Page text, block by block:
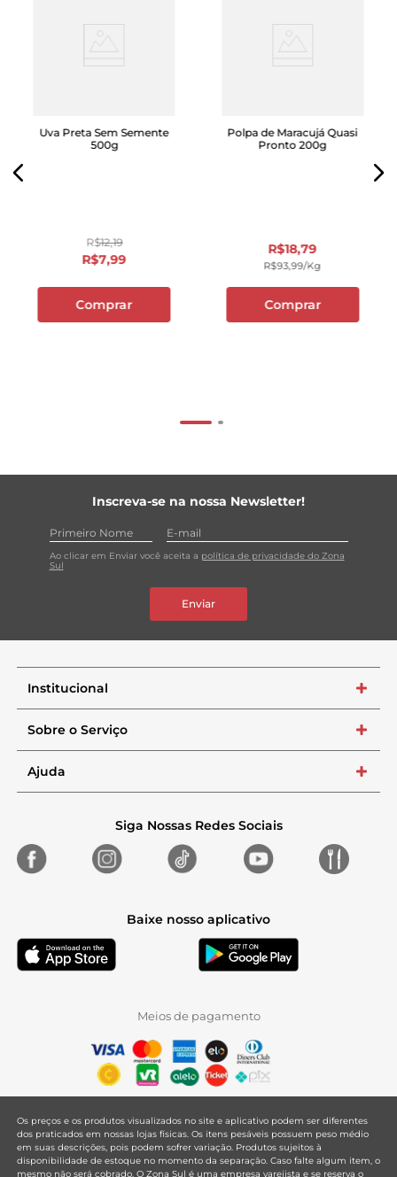
Uva Preta Sem Semente
500g
R$12,19
R$7,99
Comprar
Polpa de Maracujá Quasi
Pronto 200g
R$18,79
R$93,99/kg
Comprar
Inscreva-se na nossa Newsletter!
Ao clicar em Enviar você aceita a política de privacidade do Zona
Sul
Enviar
Institucional +
Sobre o Serviço +
Ajuda +
Siga Nossas Redes Sociais
Baixe nosso aplicativo
Meios de pagamento
Os preços e os produtos visualizados no site e aplicativo podem ser diferentes
dos praticados em nossas lojas físicas. Os itens pesáveis possuem peso médio
em suas descrições, pois podem sofrer variação. Produtos sujeitos à
disponibilidade de estoque no momento da separação. Caso falte algum item, o
mesmo não será cobrado. O Zona Sul é uma empresa varejista e se reserva o